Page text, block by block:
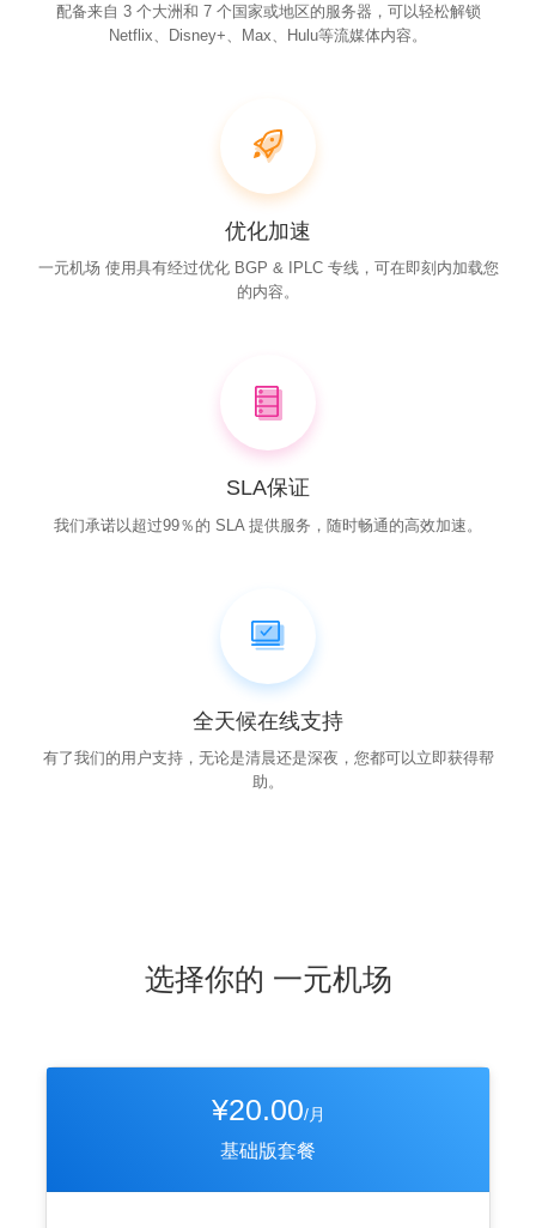
配备来自 3 个大洲和 7 个国家或地区的服务器，可以轻松解锁
Netflix、Disney+、Max、Hulu等流媒体内容。
优化加速
一元机场 使用具有经过优化 BGP & IPLC 专线，可在即刻内加载您
的内容。
SLA保证
我们承诺以超过99％的 SLA 提供服务，随时畅通的高效加速。
全天候在线支持
有了我们的用户支持，无论是清晨还是深夜，您都可以立即获得帮
助。
选择你的 一元机场
¥20.00/月
基础版套餐